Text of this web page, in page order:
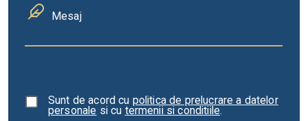
Mesaj
Sunt de acord cu politica de prelucrare a datelor
personale si cu termenii si conditiile.